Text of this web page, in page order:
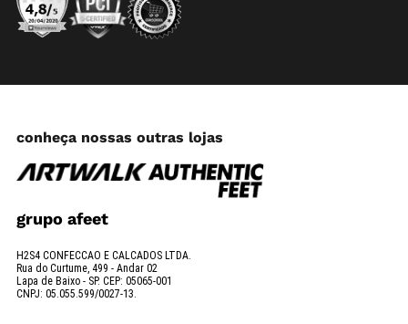
conheça nossas outras lojas
grupo afeet
H2S4 CONFECCAO E CALCADOS LTDA.
Rua do Curtume, 499 - Andar 02
Lapa de Baixo - SP. CEP: 05065-001
CNPJ: 05.055.599/0027-13.